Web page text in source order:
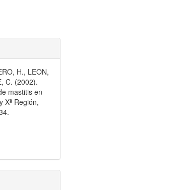
H., LEON,
C. (2002).
mastitis en
Xª Región,